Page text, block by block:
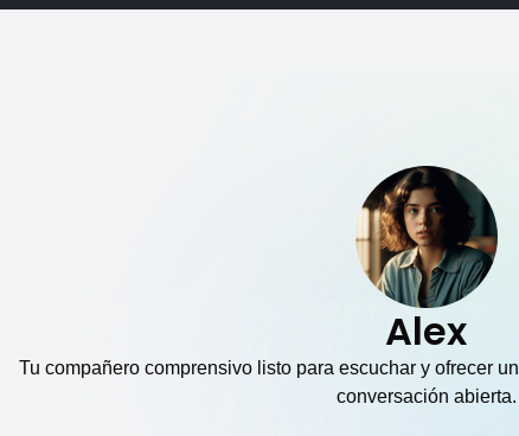
Alex
Tu compañero comprensivo listo para escuchar y ofrecer
conversación abierta.